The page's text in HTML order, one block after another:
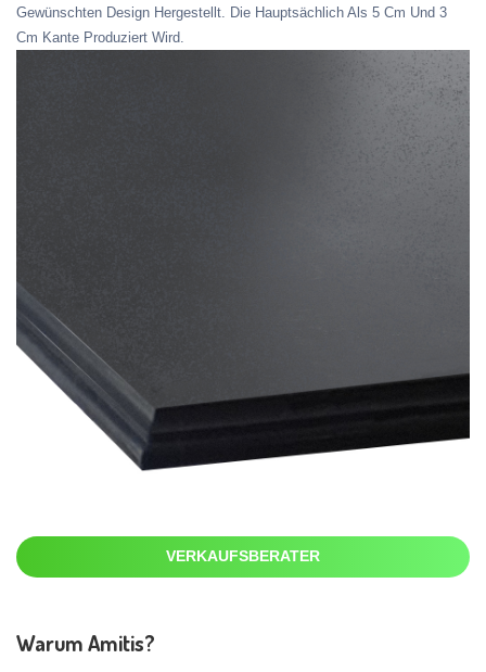
Gewünschten Design Hergestellt. Die Hauptsächlich Als 5 Cm Und 3
Cm Kante Produziert Wird.
VERKAUFSBERATER
Warum Amitis?